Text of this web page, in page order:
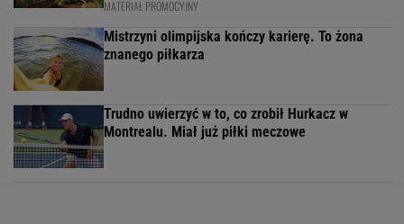
MATERIAŁ PROMOCYJNY
Mistrzyni olimpijska kończy karierę. To żona
znanego piłkarza
Trudno uwierzyć w to, co zrobił Hurkacz w
Montrealu. Miał już piłki meczowe